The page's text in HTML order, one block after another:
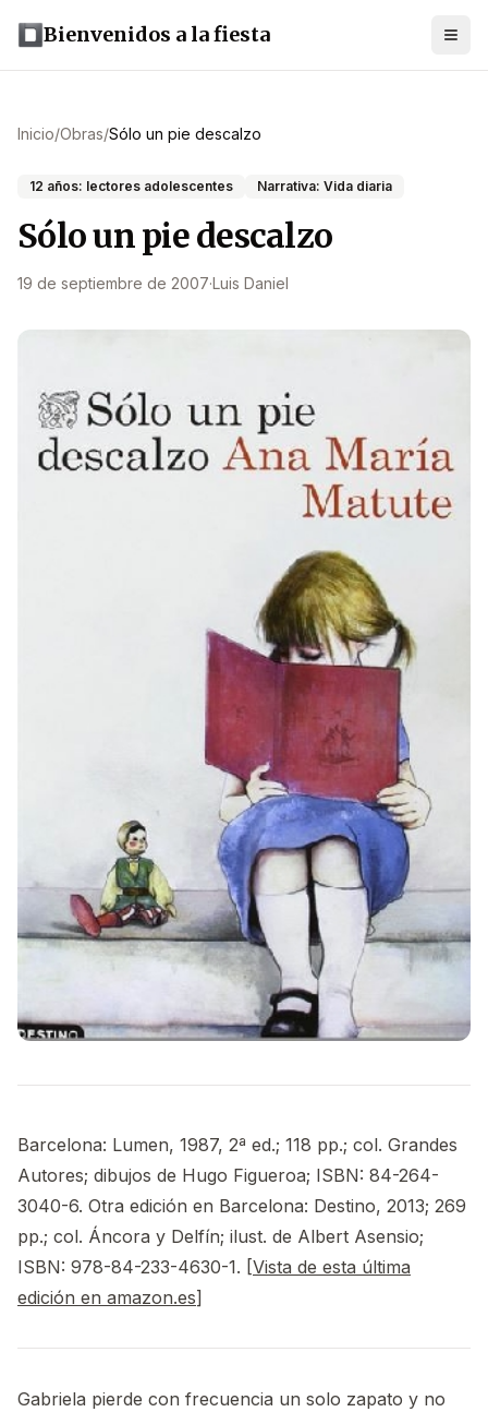
Bienvenidos a la fiesta
Inicio/Obras/Sólo un pie descalzo
12 años: lectores adolescentes Narrativa: Vida diaria
Sólo un pie descalzo
19 de septiembre de 2007·Luis Daniel
Barcelona: Lumen, 1987, 2ª ed.; 118 pp.; col. Grandes
Autores; dibujos de Hugo Figueroa; ISBN: 84-264-
3040-6. Otra edición en Barcelona: Destino, 2013; 269
pp.; col. Áncora y Delfín; ilust. de Albert Asensio;
ISBN: 978-84-233-4630-1. [Vista de esta última
edición en amazon.es]
Gabriela pierde con frecuencia un solo zapato y no